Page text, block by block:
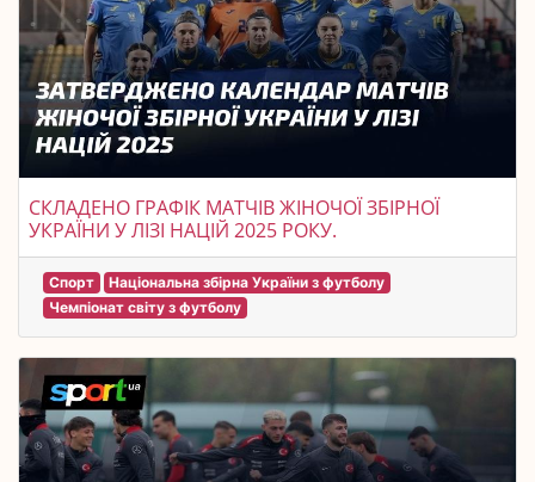
СКЛАДЕНО ГРАФІК МАТЧІВ ЖІНОЧОЇ ЗБІРНОЇ
УКРАЇНИ У ЛІЗІ НАЦІЙ 2025 РОКУ.
Спорт
Національна збірна України з футболу
Чемпіонат світу з футболу